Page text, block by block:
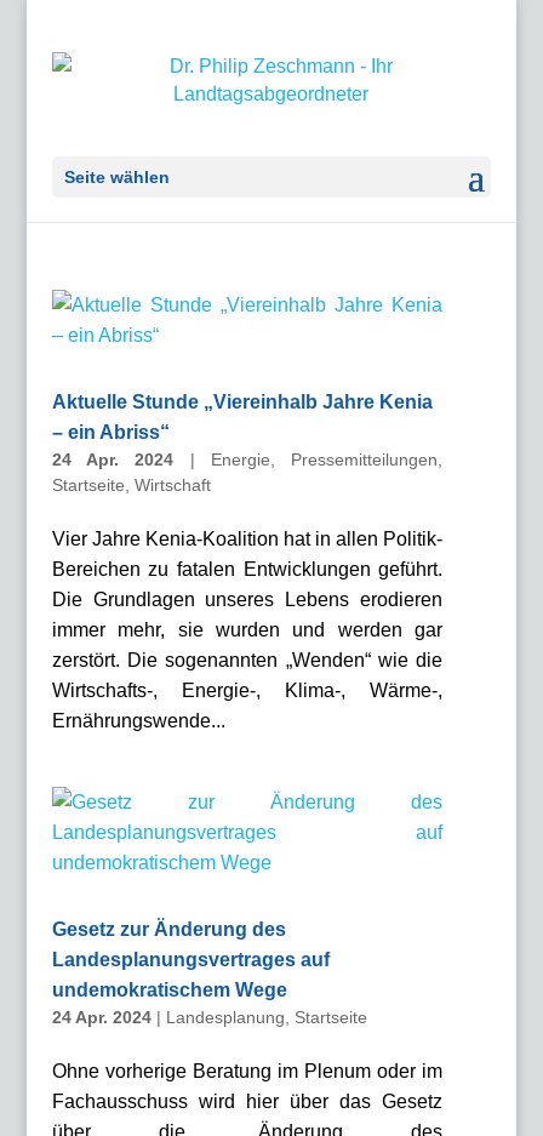
Seite wählen
Aktuelle Stunde „Viereinhalb Jahre Kenia
– ein Abriss“
24 Apr. 2024 | Energie Pressemitteilungen
Startseite Wirtschaft
Vier Jahre Kenia-Koalition hat in allen Politik-
Bereichen zu fatalen Entwicklungen geführt.
Die Grundlagen unseres Lebens erodieren
immer mehr, sie wurden und werden gar
zerstört. Die sogenannten „Wenden“ wie die
Wirtschafts-, Energie-, Klima-, Wärme-,
Ernährungswende...
Gesetz zur Änderung des
Landesplanungsvertrages auf
undemokratischem Wege
24 Apr. 2024| Landesplanung Startseite
Ohne vorherige Beratung im Plenum oder im
Fachausschuss wird hier über das Gesetz
über die „Änderung des